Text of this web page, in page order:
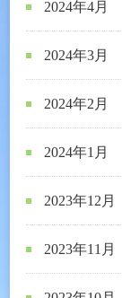
2024年4月
2024年3月
2024年2月
2024年1月
2023年12月
2023年11月